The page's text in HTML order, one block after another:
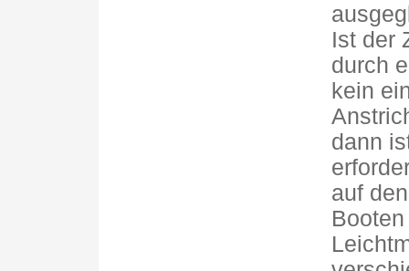
Ist der
durch
kein
dann
auf